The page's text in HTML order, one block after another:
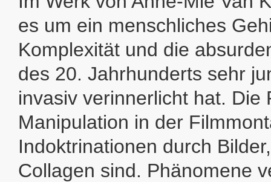
es um ein menschliches
Komplexität und die
des 20. Jahrhunderts sehr
invasiv verinnerlicht hat. Die
Manipulation in der
Indoktrinationen durch
Collagen sind. Phänomene